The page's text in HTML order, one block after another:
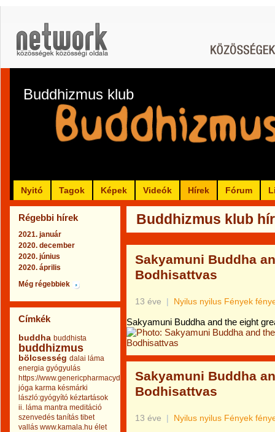
Buddhizmus klub
Nyitó Tagok Képek Videók Hírek Fórum
Régebbi hírek
2021. január
2020. december
2020. június
2020. április
Még régebbiek
Címkék
buddha buddhista
buddhizmus
bölcsesség dalai láma
energia gyógyulás
https://www.genericpharmacydrug.com
jóga karma késmárki
lászló:gyógyító kéztartások
ii. láma mantra meditáció
szenvedés tanítás tibet
vallás www.kamala.hu élet
Buddhizmus klub
Sakyamuni Buddha
Bodhisattvas
13 éve | Nyilus nyilus Fények
Sakyamuni Buddha and the eight
Sakyamuni Buddha
Bodhisattvas
13 éve | Nyilus nyilus Fények